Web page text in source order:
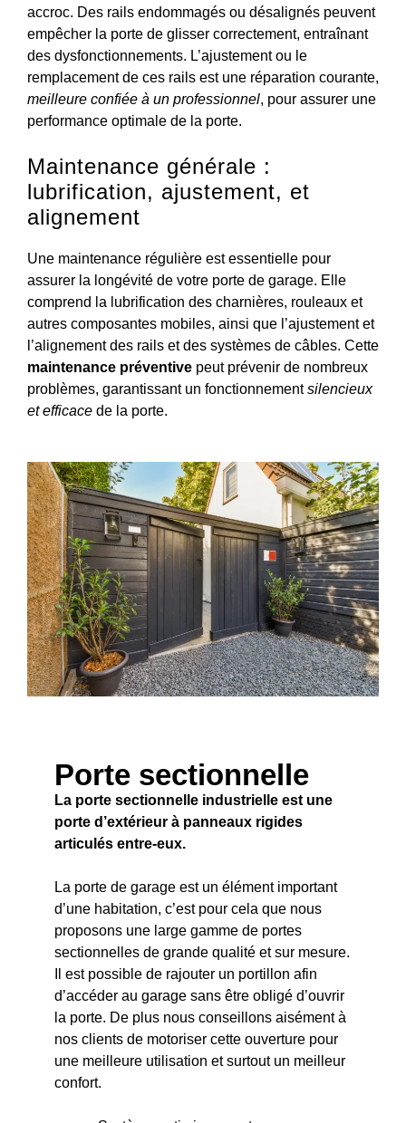
accroc. Des rails endommagés ou désalignés peuvent
empêcher la porte de glisser correctement, entraînant
des dysfonctionnements. L’ajustement ou le
remplacement de ces rails est une réparation courante,
meilleure confiée à un professionnel, pour assurer une
performance optimale de la porte.
Maintenance générale :
lubrification, ajustement, et
alignement
Une maintenance régulière est essentielle pour
assurer la longévité de votre porte de garage. Elle
comprend la lubrification des charnières, rouleaux et
autres composantes mobiles, ainsi que l’ajustement et
l’alignement des rails et des systèmes de câbles. Cette
maintenance préventive peut prévenir de nombreux
problèmes, garantissant un fonctionnementsilencieux
et efficace de la porte.
Porte sectionnelle
La porte sectionnelle industrielle est une
porte d’extérieur à panneaux rigides
articulés entre-eux.
La porte de garage est un élément important
d’une habitation, c’est pour cela que nous
proposons une large gamme de portes
sectionnelles de grande qualité et sur mesure.
Il est possible de rajouter un portillon afin
d’accéder au garage sans être obligé d’ouvrir
la porte. De plus nous conseillons aisément à
nos clients de motoriser cette ouverture pour
une meilleure utilisation et surtout un meilleur
confort.